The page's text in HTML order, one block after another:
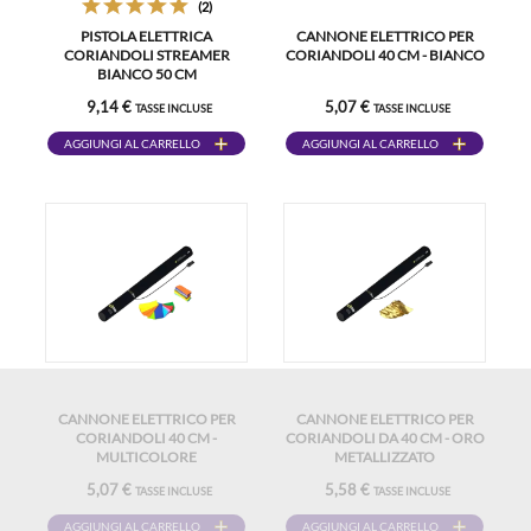
(2)
PISTOLA ELETTRICA
CORIANDOLI STREAMER
BIANCO 50 CM
9,14 € TASSE INCLUSE
AGGIUNGI AL CARRELLO
CANNONE ELETTRICO PER
CORIANDOLI 40 CM - BIANCO
5,07 € TASSE INCLUSE
AGGIUNGI AL CARRELLO
CANNONE ELETTRICO PER
CORIANDOLI 40 CM -
MULTICOLORE
5,07 € TASSE INCLUSE
AGGIUNGI AL CARRELLO
CANNONE ELETTRICO PER
CORIANDOLI DA 40 CM - ORO
METALLIZZATO
5,58 € TASSE INCLUSE
AGGIUNGI AL CARRELLO